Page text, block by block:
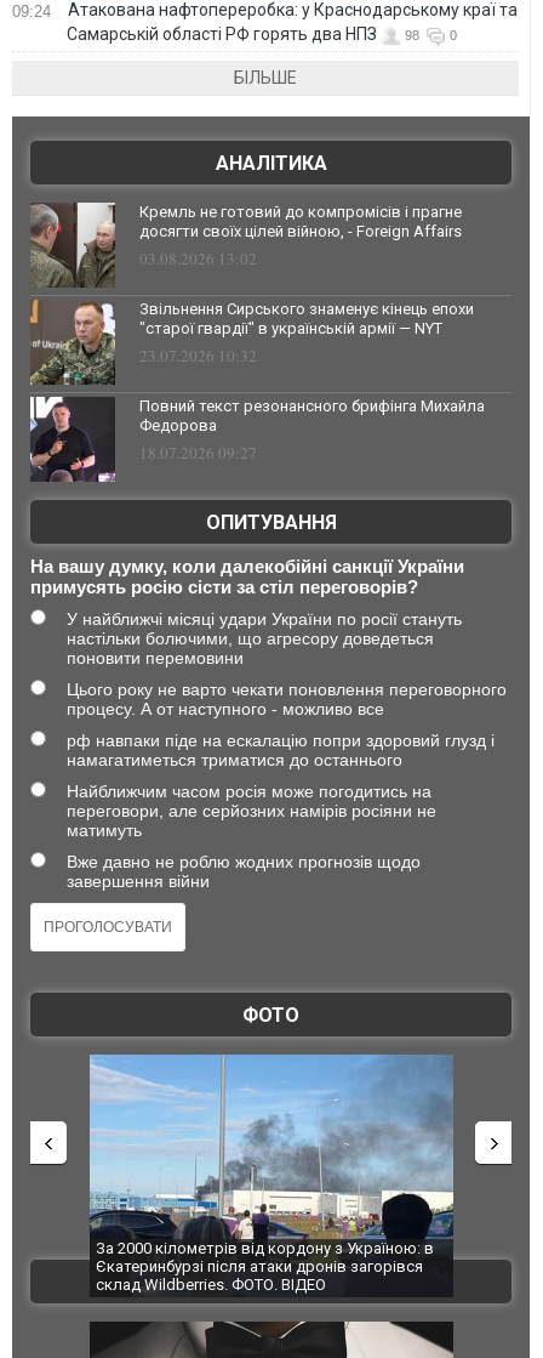
09:24
Атакована нафтопереробка: у Краснодарському краї та
Самарській області РФ горять два НПЗ
98 0
БІЛЬШЕ
АНАЛІТИКА
Кремль не готовий до компромісів і прагне
досягти своїх цілей війною, - Foreign Affairs
03.08.2026 13:02
Звільнення Сирського знаменує кінець епохи
"старої гвардії" в українській армії — NYT
23.07.2026 10:32
Повний текст резонансного брифінга Михайла
Федорова
18.07.2026 09:27
ОПИТУВАННЯ
На вашу думку, коли далекобійні санкції України
примусять росію сісти за стіл переговорів?
У найближчі місяці удари України по росії стануть
настільки болючими, що агресору доведеться
поновити перемовини
Цього року не варто чекати поновлення переговорного
процесу. А от наступного - можливо все
рф навпаки піде на ескалацію попри здоровий глузд і
намагатиметься триматися до останнього
Найближчим часом росія може погодитись на
переговори, але серйозних намірів росіяни не
матимуть
Вже давно не роблю жодних прогнозів щодо
завершення війни
ФОТО
За 2000 кілометрів від кордону з Україною: в
Єкатеринбурзі після атаки дронів загорівся
склад Wildberries. ФОТО. ВІДЕО
"Мої
ВІДЕО